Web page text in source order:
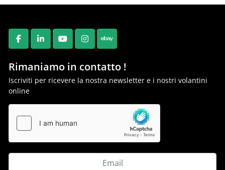
FACEBOOK
LINKEDINYOUTUBEINSTAGRAM
EBAY
Rimaniamo in contatto !
Iscriviti per ricevere la nostra newsletter e i nostri volantini
online